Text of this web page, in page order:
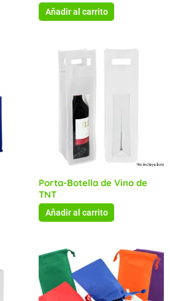
Añadir al carrito
Porta-Botella de Vino de
TNT
Añadir al carrito